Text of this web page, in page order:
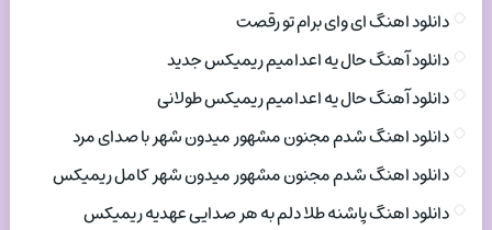
دانلود اهنگ ای وای برام تو رقصت
دانلود آهنگ حال یه اعدامیم ریمیکس جدید
دانلود آهنگ حال یه اعدامیم ریمیکس طولانی
دانلود اهنگ شدم مجنون مشهور میدون شهر با صدای مرد
دانلود اهنگ شدم مجنون مشهور میدون شهر کامل ریمیکس
دانلود اهنگ پاشنه طلا دلم به هر صدایی عهدیه ریمیکس